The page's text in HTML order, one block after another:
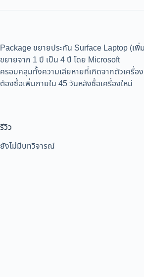
Package ขยายประกัน Surface Laptop (เ
ขยายจาก 1 ปี เป็น 4 ปี โดย Microsoft
ครอบคลุมทั้งความเสียหายที่เกิดจากตัวเครื่อ
ต้องซื้อเพิ่มภายใน 45 วันหลังซื้อเครื่องใหม่
รีวิว
ยังไม่มีบทวิจารณ์